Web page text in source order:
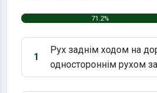
71.2%
Варіант 1:
1
Рух заднім ходом на
одностороннім рухом